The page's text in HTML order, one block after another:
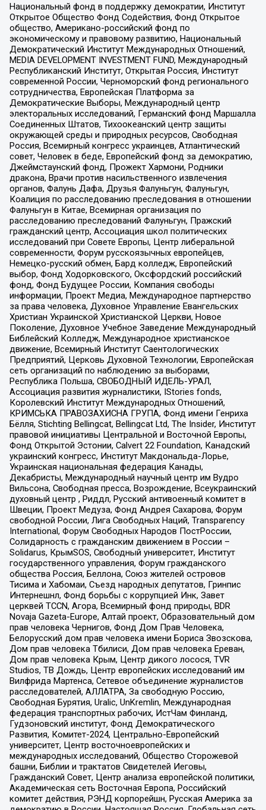
Национальный фонд в поддержку демократии, Институт
Открытое Общество Фонд Содействия, Фонд Открытое
общество, Американо-российский фонд по
экономическому и правовому развитию, Национальный
Демократический Институт Международных Отношений,
MEDIA DEVELOPMENT INVESTMENT FUND, Международный
Республиканский Институт, Открытая Россия, Институт
современной России, Черноморский фонд регионального
сотрудничества, Европейская Платформа за
Демократические Выборы, Международный центр
электоральных исследований, Германский фонд Маршалла
Соединенных Штатов, Тихоокеанский центр защиты
окружающей среды и природных ресурсов, Свободная
Россия, Всемирный конгресс украинцев, Атлантический
совет, Человек в беде, Европейский фонд за демократию,
Джеймстаунский фонд, Прожект Хармони, Родники
дракона, Врачи против насильственного извлечения
органов, Фалунь Дафа, Друзья Фалуньгун, Фалуньгун,
Коалиция по расследованию преследования в отношении
Фалуньгун в Китае, Всемирная организация по
расследованию преследований Фалуньгун, Пражский
гражданский центр, Ассоциация школ политических
исследований при Совете Европы, Центр либеральной
современности, Форум русскоязычных европейцев,
Немецко-русский обмен, Бард колледж, Европейский
выбор, Фонд Ходорковского, Оксфордский российский
фонд, Фонд Будущее России, Компания свободы
информации, Проект Медиа, Международное партнерство
за права человека, Духовное Управление Евангельских
Христиан Украинской Христианской Церкви, Новое
Поколение, Духовное Учебное Заведение Международный
Библейский Колледж, Международное христианское
движение, Всемирный Институт Саентологических
Предприятий, Церковь Духовной Технологии, Европейская
сеть организаций по наблюдению за выборами,
Республика Польша, СВОБОДНЫЙ ИДЕЛЬ-УРАЛ,
Ассоциация развития журналистики, IStories fonds,
Королевский Институт Международных Отношений,
КРИМСЬКА ПРАВОЗАХИСНА ГРУПА, Фонд имени Генриха
Бёлля, Stichting Bellingcat, Bellingcat Ltd, The Insider, Институт
правовой инициативы Центральной и Восточной Европы,
Фонд Открытой Эстонии, Calvert 22 Foundation, Канадский
украинский конгресс, Институт Макдональда-Лорье,
Украинская национальная федерация Канады,
Декабристы, Международный научный центр им Вудро
Вильсона, Свободная пресса, Возрождение, Всеукраинский
духовный центр , Риддл, Русский антивоенный комитет в
Швеции, Проект Медуза, Фонд Андрея Сахарова, Форум
свободной России, Лига Свободных Наций, Transparеncy
International, Форум Свободных Народов ПостРоссии,
Солидарность с гражданским движением в России –
Solidarus, КрымSOS, Свободный университет, Институт
государственного управления, Форум гражданского
общества Россия, Беллона, Союз жителей островов
Тисима и Хабомаи, Съезд народных депутатов, Гринпис
Интернешнл, Фонд борьбы с коррупцией Инк, Завет
церквей TCCN, Агора, Всемирный фонд природы, BDR
Novaja Gazeta-Europe, Алтай проект, Образовательный дом
прав человека Чернигов, Фонд Дом Прав Человека,
Белорусский дом прав человека имени Бориса Звозскова,
Дом прав человека Тбилиси, Дом прав человека Ереван,
Дом прав человека Крым, Центр дикого лосося, TVR
Studios, ТВ Дождь, Центр европейских исследований им
Вилфрида Мартенса, Сетевое объединение журналистов
расследователей, АЛЛАТРА, За свободную Россию,
Свободная Бурятия, Uralic, UnKremlin, Международная
федерация транспортных рабочих, ИстЧам Финланд,
Гудзоновский институт, Фонд Демократического
Развития, Комитет-2024, Центрально-Европейский
университет, Центр восточноевропейских и
международных исследований, Общество Сторожевой
башни, Библии и трактатов Свидетелей Иеговы,
Гражданский Совет, Центр анализа европейской политики,
Академическая сеть Восточная Европа, Российский
комитет действия, РЭНД корпорейшн, Русская Америка за